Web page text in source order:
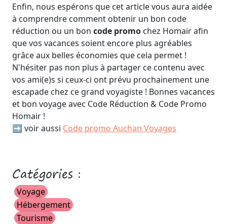
Enfin, nous espérons que cet article vous aura aidée
à comprendre comment obtenir un bon code
réduction ou un bon code promo chez Homair afin
que vos vacances soient encore plus agréables
grâce aux belles économies que cela permet !
N'hésiter pas non plus à partager ce contenu avec
vos ami(e)s si ceux-ci ont prévu prochainement une
escapade chez ce grand voyagiste ! Bonnes vacances
et bon voyage avec Code Réduction & Code Promo
Homair !
➡️ voir aussi Code promo Auchan Voyages
Catégories :
Voyage
Hébergement
Tourisme